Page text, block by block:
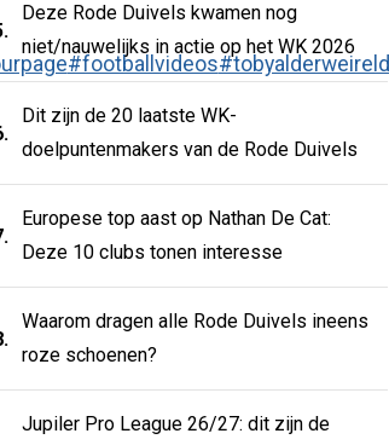
#footballvideos#tobyalderweireld
Deze Rode Duivels kwamen nog
niet/nauwelijks in actie op het WK 2026
Dit zijn de 20 laatste WK-
doelpuntenmakers van de Rode Duivels
Europese top aast op Nathan De Cat:
Deze 10 clubs tonen interesse
Waarom dragen alle Rode Duivels ineens
roze schoenen?
Jupiler Pro League 26/27: dit zijn de